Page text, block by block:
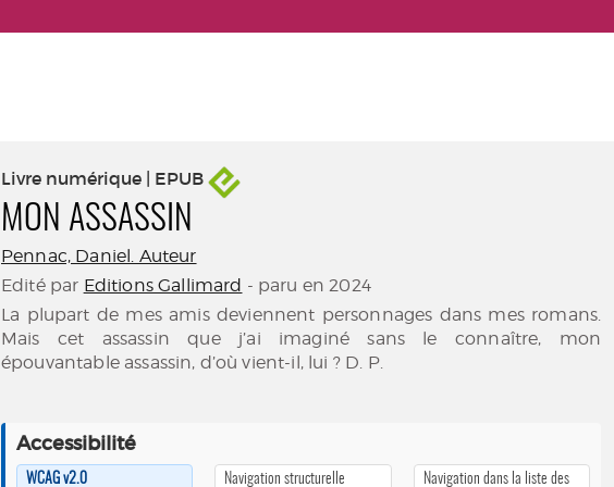
Livre numérique | EPUB
MON ASSASSIN
Pennac, Daniel. Auteur
Edité par Editions Gallimard - paru en 2024
La plupart de mes amis deviennent personnages dans mes romans.
Mais cet assassin que j’ai imaginé sans le connaître, mon
épouvantable assassin, d’où vient-il, lui ? D. P.
Accessibilité
WCAG v2.0
Navigation structurelle
Navigation dans la liste des